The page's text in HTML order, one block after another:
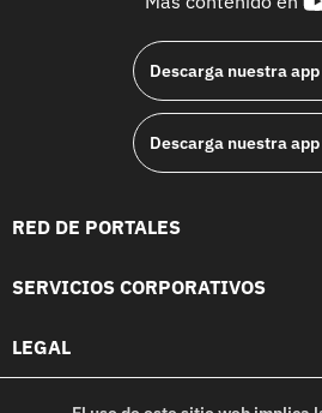
Descarga nuestra app
Descarga nuestra app
RED DE PORTALES
SERVICIOS CORPORATIVOS
LEGAL